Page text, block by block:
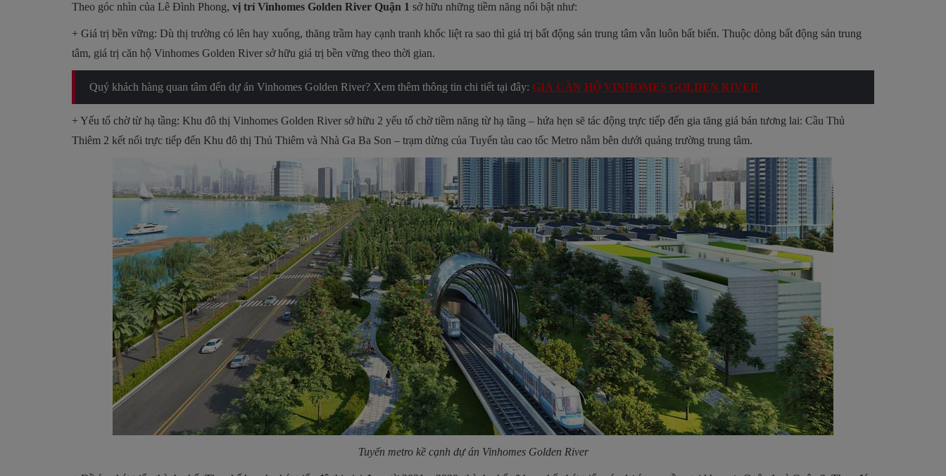
Theo góc nhìn của Lê Đình Phong, vị trí Vinhomes Golden River Quận 1 sở hữu những tiềm năng nổi bật như:
+ Giá trị bền vững: Dù thị trường có lên hay xuống, thăng trầm hay cạnh tranh khốc liệt ra sao thì giá trị bất động sản trung tâm vẫn luôn bất biến. Thuộc dòng bất động sản trung
tâm, giá trị căn hộ Vinhomes Golden River sở hữu giá trị bền vững theo thời gian.
Quý khách hàng quan tâm đến dự án Vinhomes Golden River? Xem thêm thông tin chi tiết tại đây: GIÁ CĂN HỘ VINHOMES GOLDEN RIVER
+ Yếu tố chờ từ hạ tầng: Khu đô thị Vinhomes Golden River sở hữu 2 yếu tố chờ tiềm năng từ hạ tầng – hứa hẹn sẽ tác động trực tiếp đến gia tăng giá bán tương lai: Cầu Thủ
Thiêm 2 kết nối trực tiếp đến Khu đô thị Thủ Thiêm và Nhà Ga Ba Son – trạm dừng của Tuyến tàu cao tốc Metro nằm bên dưới quảng trường trung tâm.
Tuyến metro kề cạnh dự án Vinhomes Golden River